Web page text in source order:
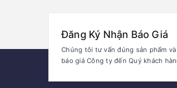
Đăng Ký Nhận Báo Giá
Chúng tôi tư vấn đúng sản phẩm
báo giá Công ty đến Quý khách